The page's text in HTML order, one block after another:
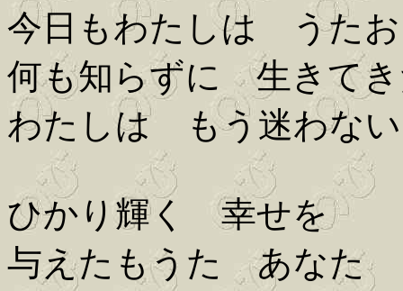
今日もわたしは うた
何も知らずに 生きて
わたしは もう迷わない
ひかり輝く 幸せを
与えたもうた あなた